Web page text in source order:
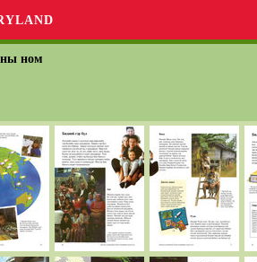
ном